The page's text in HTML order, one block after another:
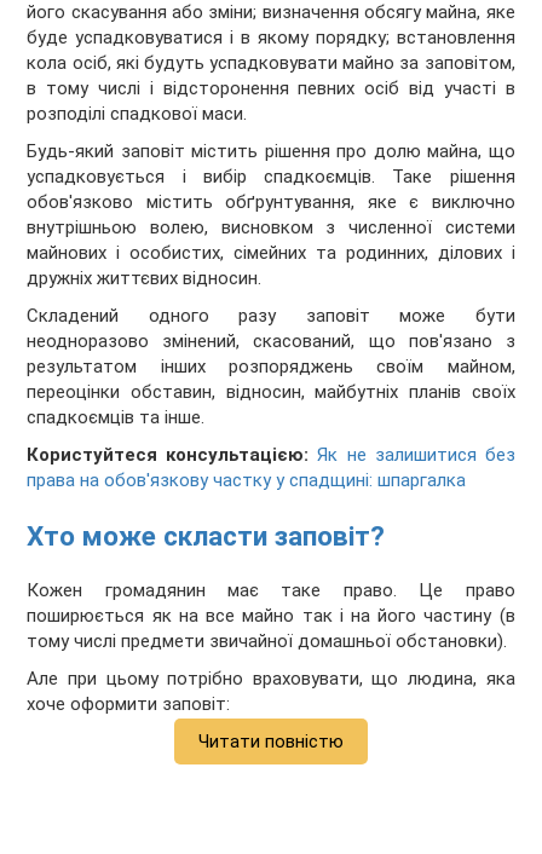
його скасування або зміни; визначення обсягу майна, яке
буде успадковуватися і в якому порядку; встановлення
кола осіб, які будуть успадковувати майно за заповітом,
в тому числі і відсторонення певних осіб від участі в
розподілі спадкової маси.
Будь-який заповіт містить рішення про долю майна, що
успадковується і вибір спадкоємців. Таке рішення
обов'язково містить обґрунтування, яке є виключно
внутрішньою волею, висновком з численної системи
майнових і особистих, сімейних та родинних, ділових і
дружніх життєвих відносин.
Складений одного разу заповіт може бути
неодноразово змінений, скасований, що пов'язано з
результатом інших розпоряджень своїм майном,
переоцінки обставин, відносин, майбутніх планів своїх
спадкоємців та інше.
Користуйтеся консультацією:Як не залишитися без
права на обов'язкову частку у спадщині: шпаргалка
Хто може скласти заповіт?
Кожен громадянин має таке право. Це право
поширюється як на все майно так і на його частину (в
тому числі предмети звичайної домашньої обстановки).
Але при цьому потрібно враховувати, що людина, яка
хоче оформити заповіт:
Читати повністю